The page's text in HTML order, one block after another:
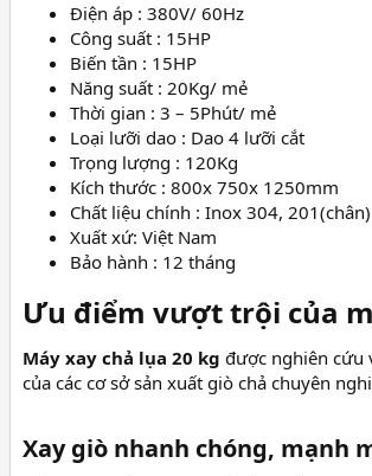
Điện áp : 380V/ 60Hz
Công suất : 15HP
Biến tần : 15HP
Năng suất : 20Kg/ mẻ
Thời gian : 3 – 5Phút/ mẻ
Loại lưỡi dao : Dao 4 lưỡi cắt
Trọng lượng : 120Kg
Kích thước : 800x 750x 1250mm
Chất liệu chính : Inox 304, 201(chân)
Xuất xứ: Việt Nam
Bảo hành : 12 tháng
Ưu điểm vượt trội của
Máy xay chả lụa 20 kg được nghiên cứu
của các cơ sở sản xuất giò chả chuyên
Xay giò nhanh chóng, mạnh